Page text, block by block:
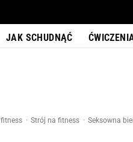
JAK SCHUDNĄĆ
fitness Strój na fitness Seksowna